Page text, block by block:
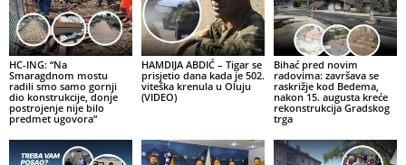
HC-ING: “Na
Smaragdnom mostu
radili smo samo gornji
dio konstrukcije, donje
postrojenje nije bilo
predmet ugovora”
HAMDIJA ABDIĆ – Tigar se
prisjetio dana kada je 502.
viteška krenula u Oluju
(VIDEO)
Bihać pred novim
radovima: završava se
raskrižje kod Bedema,
nakon 15. augusta kreće
rekonstrukcija Gradskog
trga